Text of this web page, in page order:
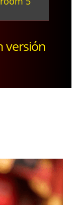
versión